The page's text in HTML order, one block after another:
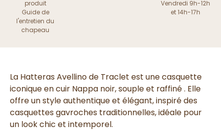
produit
Guide de
l'entretien du
chapeau
Vendredi 9h-12h
et 14h-17h
La Hatteras Avellino de Traclet est une casquette
iconique en cuir Nappa noir, souple et raffiné . Elle
offre un style authentique et élégant, inspiré des
casquettes gavroches traditionnelles, idéale pour
un look chic et intemporel.